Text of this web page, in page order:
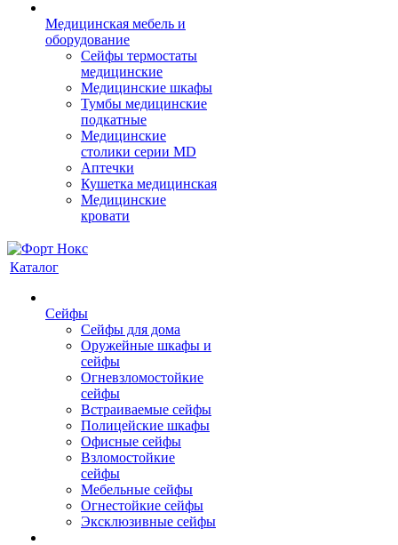
Медицинская мебель и
оборудование
Сейфы термостаты
медицинские
Медицинские шкафы
Тумбы медицинские
подкатные
Медицинские
столики серии MD
Аптечки
Кушетка медицинская
Медицинские
кровати
Каталог
Сейфы
Сейфы для дома
Оружейные шкафы и
сейфы
Огневзломостойкие
сейфы
Встраиваемые сейфы
Полицейские шкафы
Офисные сейфы
Взломостойкие
сейфы
Мебельные сейфы
Огнестойкие сейфы
Эксклюзивные сейфы